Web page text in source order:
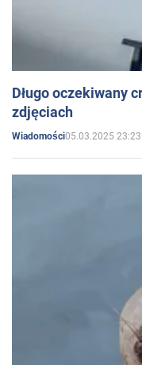
Długo oczekiwany
zdjęciach
Wiadomości05.03.2025 23:23